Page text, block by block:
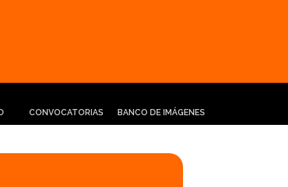
CONVOCATORIAS BANCO DE IMÁGENES